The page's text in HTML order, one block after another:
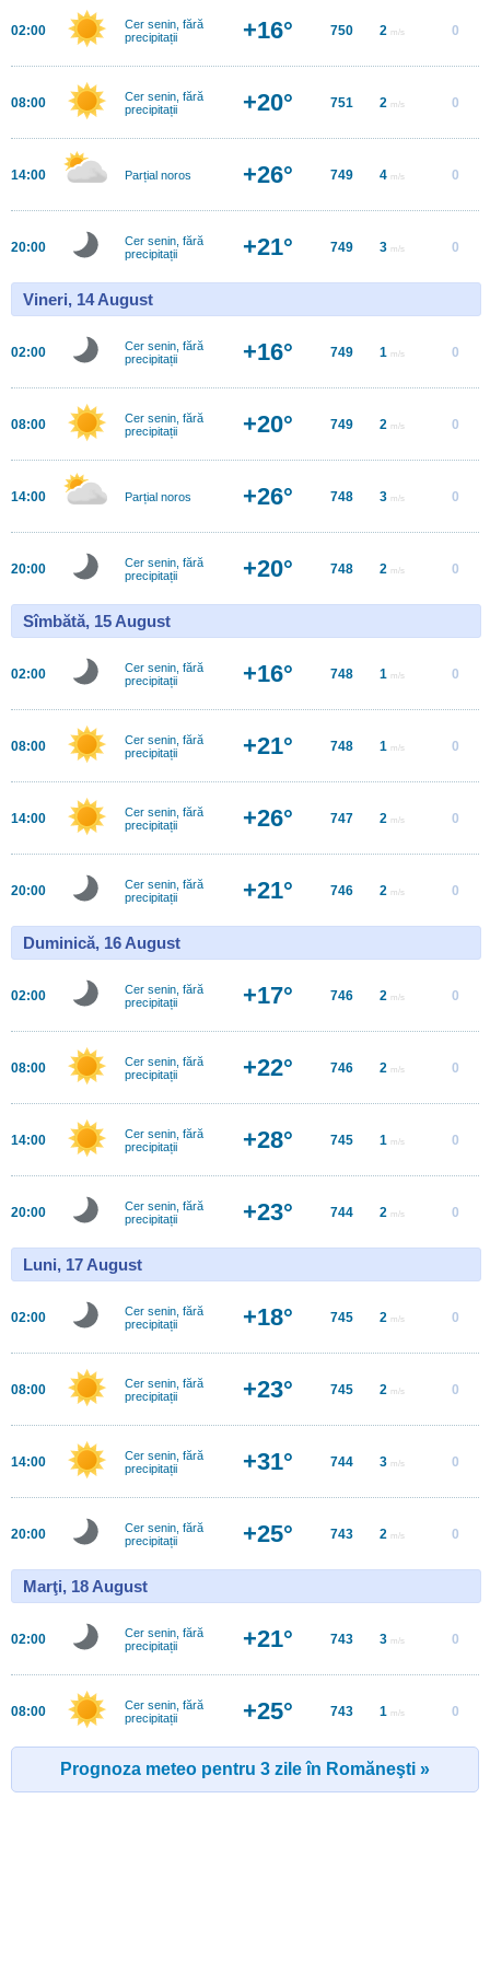
02:00
Cer senin, fără
precipitații
+16° 750 2 m/s 0
08:00
Cer senin, fără
precipitații
+20° 751 2 m/s 0
14:00 Parțial noros +26° 749 4 m/s 0
20:00
Cer senin, fără
precipitații
+21° 749 3 m/s 0
Vineri, 14 August
02:00
Cer senin, fără
precipitații
+16° 749 1 m/s 0
08:00
Cer senin, fără
precipitații
+20° 749 2 m/s 0
14:00 Parțial noros +26° 748 3 m/s 0
20:00
Cer senin, fără
precipitații
+20° 748 2 m/s 0
Sîmbătă, 15 August
02:00
Cer senin, fără
precipitații
+16° 748 1 m/s 0
08:00
Cer senin, fără
precipitații
+21° 748 1 m/s 0
14:00
Cer senin, fără
precipitații
+26° 747 2 m/s 0
20:00
Cer senin, fără
precipitații
+21° 746 2 m/s 0
Duminică, 16 August
02:00
Cer senin, fără
precipitații
+17° 746 2 m/s 0
08:00
Cer senin, fără
precipitații
+22° 746 2 m/s 0
14:00
Cer senin, fără
precipitații
+28° 745 1 m/s 0
20:00
Cer senin, fără
precipitații
+23° 744 2 m/s 0
Luni, 17 August
02:00
Cer senin, fără
precipitații
+18° 745 2 m/s 0
08:00
Cer senin, fără
precipitații
+23° 745 2 m/s 0
14:00
Cer senin, fără
precipitații
+31° 744 3 m/s 0
20:00
Cer senin, fără
precipitații
+25° 743 2 m/s 0
Marţi, 18 August
02:00
Cer senin, fără
precipitații
+21° 743 3 m/s 0
08:00
Cer senin, fără
precipitații
+25° 743 1 m/s 0
Prognoza meteo pentru 3 zile în Romăneşti »